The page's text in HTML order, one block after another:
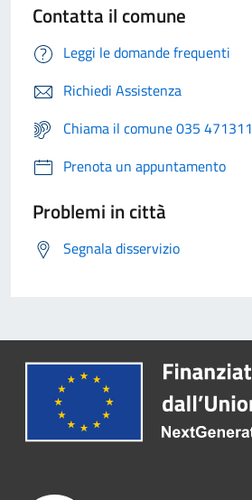
Contatta il comune
Leggi le domande frequenti
Richiedi Assistenza
Chiama il comune 035 471311
Prenota un appuntamento
Problemi in città
Segnala disservizio